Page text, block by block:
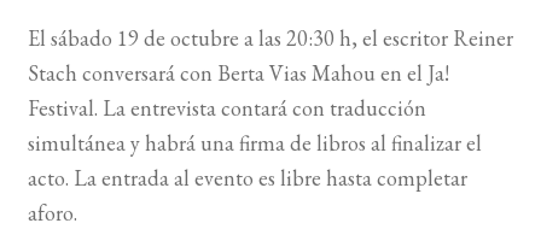
BUSCAR
LISTA DE LIBROS
El sábado 19 de octubre a las 20:30 h, el escritor Reiner
Stach conversará con Berta Vias Mahou en el Ja!
Festival. La entrevista contará con traducción
simultánea y habrá una firma de libros al finalizar el
acto. La entrada al evento es libre hasta completar
aforo.